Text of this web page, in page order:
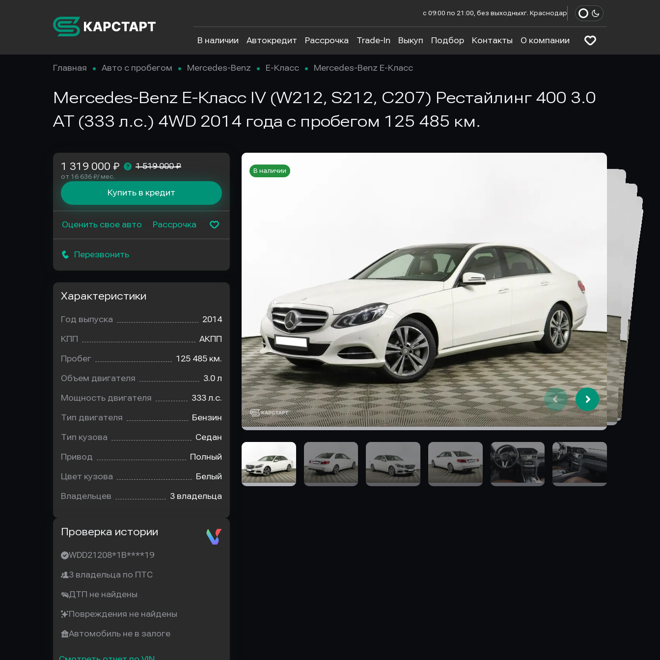
с 09:00 по 21:00, без выходныхг. Краснодар
В наличии Автокредит Рассрочка Trade-In Выкуп Подбор Контакты О компании
Главная Авто с пробегом Mercedes-Benz E-Класс Mercedes-Benz E-Класс
Mercedes-Benz E-Класс IV (W212, S212, C207) Рестайлинг 400 3.0
AT (333 л.с.) 4WD 2014 года с пробегом 125 485 км.
В наличии
1 319 000 ₽ 1 519 000 ₽
от 16 636 ₽/ мес.
Купить в кредит
Оценить свое авто Рассрочка
Перезвонить
Характеристики
Год выпуска 2014
КПП АКПП
Пробег 125 485 км.
Объем двигателя 3.0 л
Мощность двигателя 333 л.с.
Тип двигателя Бензин
Тип кузова Седан
Привод Полный
Цвет кузова Белый
Владельцев 3 владельца
Проверка истории
WDD21208*1B****19
3 владельца по ПТС
ДТП не найдены
Повреждения не найдены
Автомобиль не в залоге